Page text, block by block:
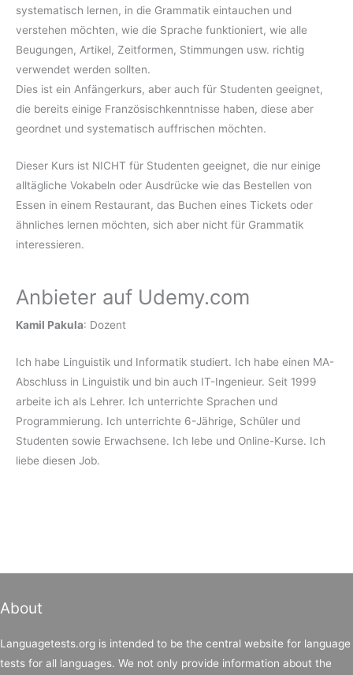
systematisch lernen, in die Grammatik eintauchen und
verstehen möchten, wie die Sprache funktioniert, wie alle
Beugungen, Artikel, Zeitformen, Stimmungen usw. richtig
verwendet werden sollten.
Dies ist ein Anfängerkurs, aber auch für Studenten geeignet,
die bereits einige Französischkenntnisse haben, diese aber
geordnet und systematisch auffrischen möchten.
Dieser Kurs ist NICHT für Studenten geeignet, die nur einige
alltägliche Vokabeln oder Ausdrücke wie das Bestellen von
Essen in einem Restaurant, das Buchen eines Tickets oder
ähnliches lernen möchten, sich aber nicht für Grammatik
interessieren.
Anbieter auf Udemy.com
Kamil Pakula: Dozent
Ich habe Linguistik und Informatik studiert. Ich habe einen MA-
Abschluss in Linguistik und bin auch IT-Ingenieur. Seit 1999
arbeite ich als Lehrer. Ich unterrichte Sprachen und
Programmierung. Ich unterrichte 6-Jährige, Schüler und
Studenten sowie Erwachsene. Ich lebe und Online-Kurse. Ich
liebe diesen Job.
About
Languagetests.org is intended to be the central website for language
tests for all languages. We not only provide information about the